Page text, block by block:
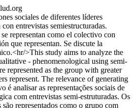
sociales de diferentes líderes
entrevistas semiestructuradas.
representan como el colectivo con
que representan. Se discute la
>This study aims to analyze the
- phenomenological using semi-
represented as the group with greater
represent. The relevance of generating
analisar as representações sociais de
com entrevistas semi-estruturadas. Os
representados como o grupo com